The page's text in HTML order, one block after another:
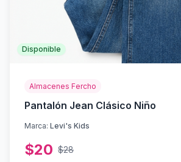
Disponible
Almacenes Fercho
Pantalón Jean Clásico Niño
Marca: Levi's Kids
$20 $28